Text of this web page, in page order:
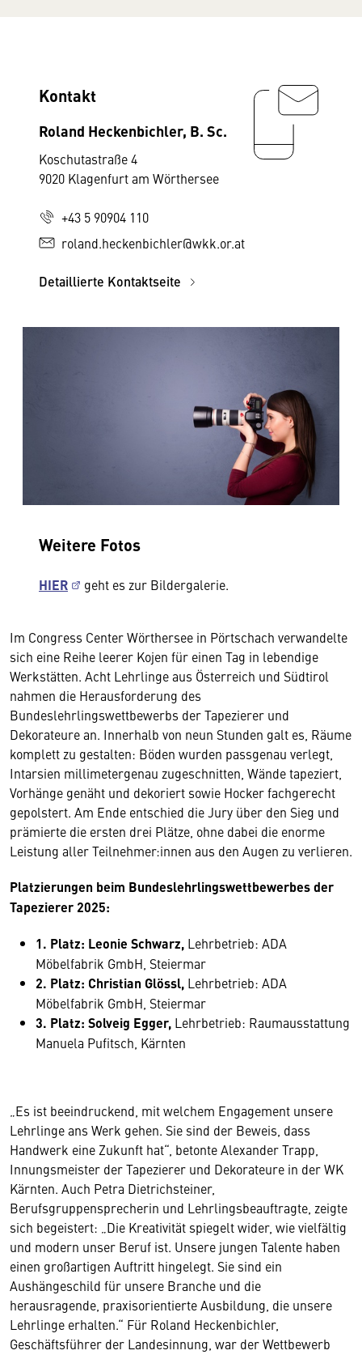
Kontakt
Roland Heckenbichler, B. Sc.
Koschutastraße 4
9020 Klagenfurt am Wörthersee
+43 5 90904 110
roland.heckenbichler@wkk.or.at
Detaillierte Kontaktseite
Weitere Fotos
HIER geht es zur Bildergalerie.
Im Congress Center Wörthersee in Pörtschach verwandelte
sich eine Reihe leerer Kojen für einen Tag in lebendige
Werkstätten. Acht Lehrlinge aus Österreich und Südtirol
nahmen die Herausforderung des
Bundeslehrlingswettbewerbs der Tapezierer und
Dekorateure an. Innerhalb von neun Stunden galt es, Räume
komplett zu gestalten: Böden wurden passgenau verlegt,
Intarsien millimetergenau zugeschnitten, Wände tapeziert,
Vorhänge genäht und dekoriert sowie Hocker fachgerecht
gepolstert. Am Ende entschied die Jury über den Sieg und
prämierte die ersten drei Plätze, ohne dabei die enorme
Leistung aller Teilnehmer:innen aus den Augen zu verlieren.
Platzierungen beim Bundeslehrlingswettbewerbes der
Tapezierer 2025:
1. Platz: Leonie Schwarz, Lehrbetrieb: ADA
Möbelfabrik GmbH, Steiermar
2. Platz: Christian Glössl, Lehrbetrieb: ADA
Möbelfabrik GmbH, Steiermar
3. Platz: Solveig Egger, Lehrbetrieb: Raumausstattung
Manuela Pufitsch, Kärnten
„Es ist beeindruckend, mit welchem Engagement unsere
Lehrlinge ans Werk gehen. Sie sind der Beweis, dass
Handwerk eine Zukunft hat“, betonte Alexander Trapp,
Innungsmeister der Tapezierer und Dekorateure in der WK
Kärnten. Auch Petra Dietrichsteiner,
Berufsgruppensprecherin und Lehrlingsbeauftragte, zeigte
sich begeistert: „Die Kreativität spiegelt wider, wie vielfältig
und modern unser Beruf ist. Unsere jungen Talente haben
einen großartigen Auftritt hingelegt. Sie sind ein
Aushängeschild für unsere Branche und die
herausragende, praxisorientierte Ausbildung, die unsere
Lehrlinge erhalten.“ Für Roland Heckenbichler,
Geschäftsführer der Landesinnung, war der Wettbewerb